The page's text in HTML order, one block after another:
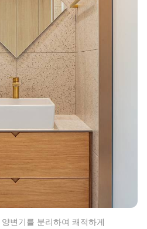
변기를 분리하여 쾌적하게